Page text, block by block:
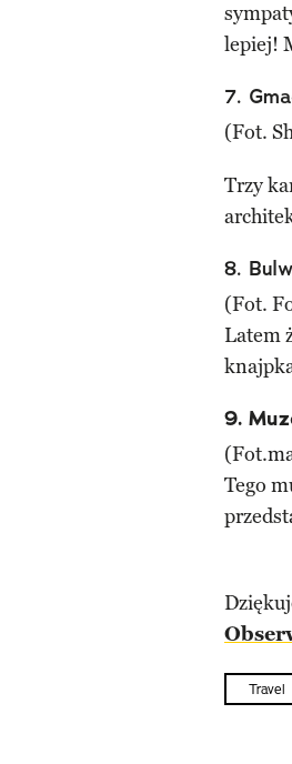
lepiej!
7.
(Fot.
Trzy
8.
(Fot.
Latem
9.
Tego
Travel